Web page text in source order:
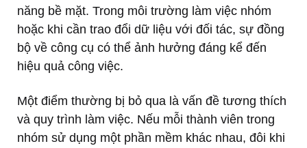
năng bề mặt. Trong môi trường làm việc nhóm
hoặc khi cần trao đổi dữ liệu với đối tác, sự đồng
bộ về công cụ có thể ảnh hưởng đáng kể đến
hiệu quả công việc.
Một điểm thường bị bỏ qua là vấn đề tương thích
và quy trình làm việc. Nếu mỗi thành viên trong
nhóm sử dụng một phần mềm khác nhau, đôi khi